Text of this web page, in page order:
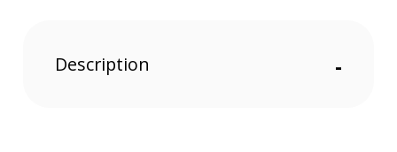
Description -